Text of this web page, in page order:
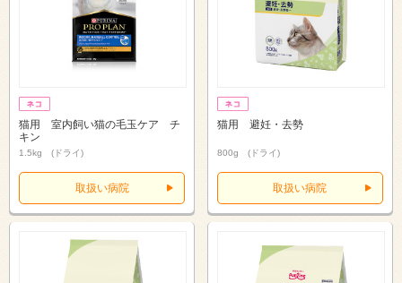
猫用 室内飼い猫の毛玉ケア チ
キン
1.5kg (ドライ)
取扱い病院
猫用 避妊・去勢
800g (ドライ)
取扱い病院